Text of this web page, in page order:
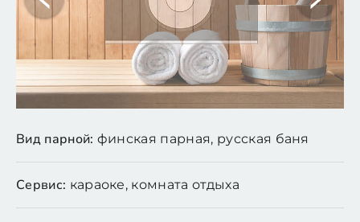
Вид парной: финская парная, русская баня
Сервис: караоке, комната отдыха